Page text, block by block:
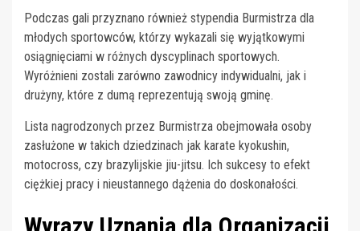
Podczas gali przyznano również stypendia Burmistrza dla
młodych sportowców, którzy wykazali się wyjątkowymi
osiągnięciami w różnych dyscyplinach sportowych.
Wyróżnieni zostali zarówno zawodnicy indywidualni, jak i
drużyny, które z dumą reprezentują swoją gminę.
Lista nagrodzonych przez Burmistrza obejmowała osoby
zasłużone w takich dziedzinach jak karate kyokushin,
motocross, czy brazylijskie jiu-jitsu. Ich sukcesy to efekt
ciężkiej pracy i nieustannego dążenia do doskonałości.